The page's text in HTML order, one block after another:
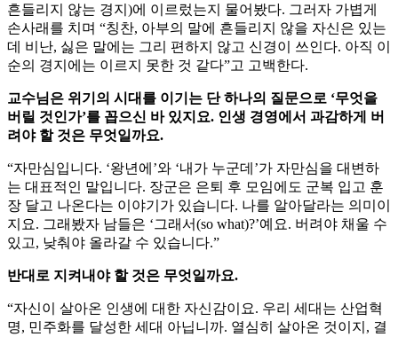
흔들리지 않는 경지)에 이르렀는지 물어봤다. 그러자 가볍게
손사래를 치며 “칭찬, 아부의 말에 흔들리지 않을 자신은 있는
데 비난, 싫은 말에는 그리 편하지 않고 신경이 쓰인다. 아직 이
순의 경지에는 이르지 못한 것 같다”고 고백한다.
교수님은 위기의 시대를 이기는 단 하나의 질문으로 ‘무엇을
버릴 것인가’를 꼽으신 바 있지요. 인생 경영에서 과감하게 버
려야 할 것은 무엇일까요.
“자만심입니다. ‘왕년에’와 ‘내가 누군데’가 자만심을 대변하
는 대표적인 말입니다. 장군은 은퇴 후 모임에도 군복 입고 훈
장 달고 나온다는 이야기가 있습니다. 나를 알아달라는 의미이
지요. 그래봤자 남들은 ‘그래서(so what)?’예요. 버려야 채울 수
있고, 낮춰야 올라갈 수 있습니다.”
반대로 지켜내야 할 것은 무엇일까요.
“자신이 살아온 인생에 대한 자신감이요. 우리 세대는 산업혁
명, 민주화를 달성한 세대 아닙니까. 열심히 살아온 것이지, 결